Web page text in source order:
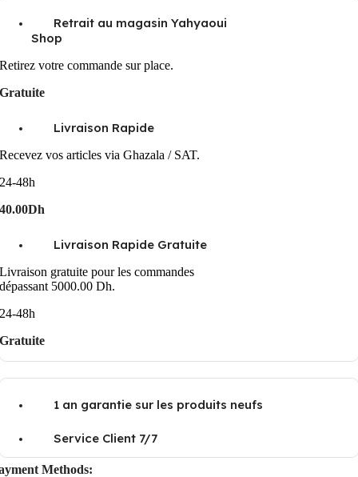
Retrait au magasin Yahyaoui
Shop
Retirez votre commande sur place.
Gratuite
Livraison Rapide
Recevez vos articles via Ghazala / SAT.
24-48h
40.00Dh
Livraison Rapide Gratuite
Livraison gratuite pour les commandes
dépassant 5000.00 Dh.
24-48h
Gratuite
1 an garantie sur les produits neufs
Service Client 7/7
Methods: